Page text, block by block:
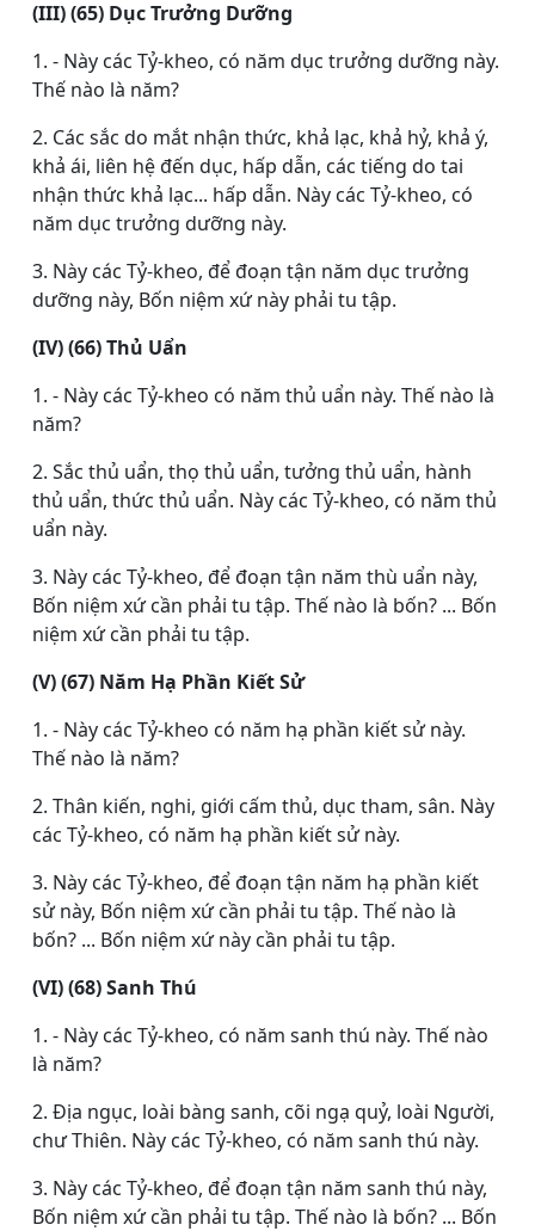
(III) (65) Dục Trưởng Dưỡng
1. - Này các Tỷ-kheo, có năm dục trưởng dưỡng này.
Thế nào là năm?
2. Các sắc do mắt nhận thức, khả lạc, khả hỷ, khả ý,
khả ái, liên hệ đến dục, hấp dẫn, các tiếng do tai
nhận thức khả lạc... hấp dẫn. Này các Tỷ-kheo, có
năm dục trưởng dưỡng này.
3. Này các Tỷ-kheo, để đoạn tận năm dục trưởng
dưỡng này, Bốn niệm xứ này phải tu tập.
(IV) (66) Thủ Uẩn
1. - Này các Tỷ-kheo có năm thủ uẩn này. Thế nào là
năm?
2. Sắc thủ uẩn, thọ thủ uẩn, tưởng thủ uẩn, hành
thủ uẩn, thức thủ uẩn. Này các Tỷ-kheo, có năm thủ
uẩn này.
3. Này các Tỷ-kheo, để đoạn tận năm thù uẩn này,
Bốn niệm xứ cần phải tu tập. Thế nào là bốn? ... Bốn
niệm xứ cần phải tu tập.
(V) (67) Năm Hạ Phần Kiết Sử
1. - Này các Tỷ-kheo có năm hạ phần kiết sử này.
Thế nào là năm?
2. Thân kiến, nghi, giới cấm thủ, dục tham, sân. Này
các Tỷ-kheo, có năm hạ phần kiết sử này.
3. Này các Tỷ-kheo, để đoạn tận năm hạ phần kiết
sử này, Bốn niệm xứ cần phải tu tập. Thế nào là
bốn? ... Bốn niệm xứ này cần phải tu tập.
(VI) (68) Sanh Thú
1. - Này các Tỷ-kheo, có năm sanh thú này. Thế nào
là năm?
2. Ðịa ngục, loài bàng sanh, cõi ngạ quỷ, loài Người,
chư Thiên. Này các Tỷ-kheo, có năm sanh thú này.
3. Này các Tỷ-kheo, để đoạn tận năm sanh thú này,
Bốn niệm xứ cần phải tu tập. Thế nào là bốn? ... Bốn